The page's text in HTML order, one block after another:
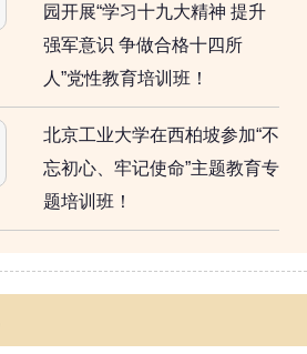
园开展“学习十九大精神 提升
强军意识 争做合格十四所
人”党性教育培训班！
北京工业大学在西柏坡参加“不
忘初心、牢记使命”主题教育专
题培训班！